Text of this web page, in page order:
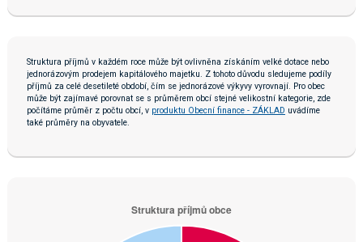
Struktura příjmů v každém roce může být ovlivněna získáním velké dotace nebo
jednorázovým prodejem kapitálového majetku. Z tohoto důvodu sledujeme podíly
příjmů za celé desetileté období, čím se jednorázové výkyvy vyrovnají. Pro obec
může být zajímavé porovnat se s průměrem obcí stejné velikostní kategorie, zde
počítáme průměr z počtu obcí, v produktu Obecní finance - ZÁKLAD uvádíme
také průměry na obyvatele.